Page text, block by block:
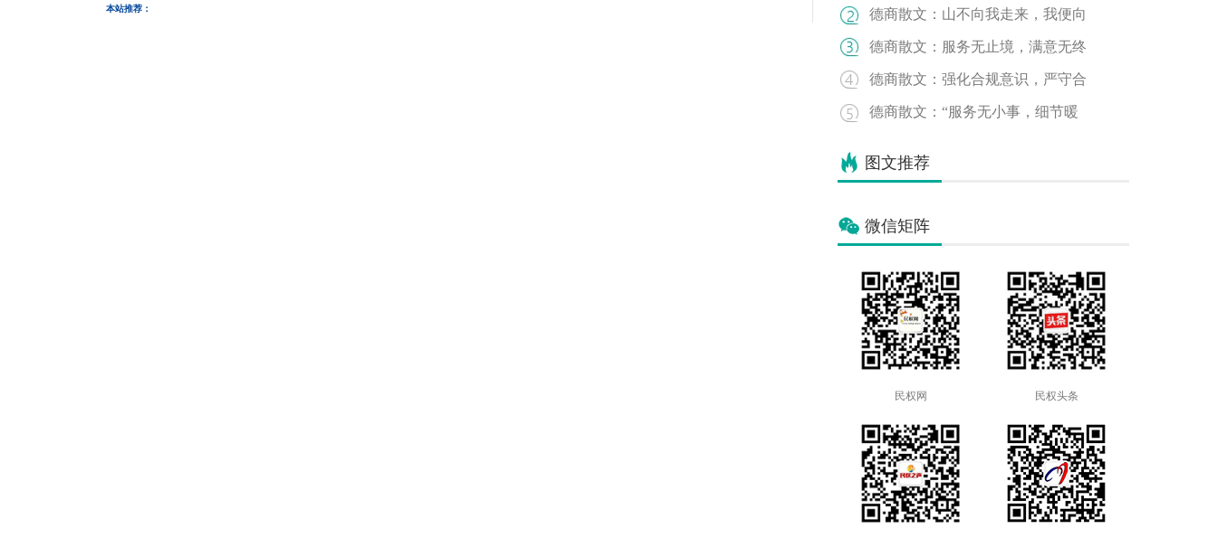
本站推荐： 德商散文：山不向我走来，我便向
德商散文：服务无止境，满意无终
德商散文：强化合规意识，严守合
德商散文：“服务无小事，细节暖
图文推荐
微信矩阵
民权网 民权头条